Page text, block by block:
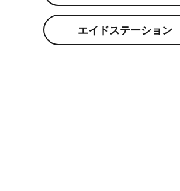
エイドステーション